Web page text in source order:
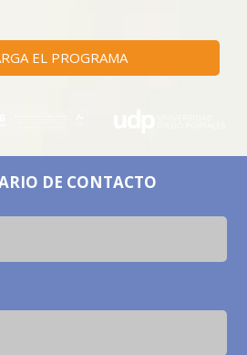
EL PROGRAMA
DE CONTACTO